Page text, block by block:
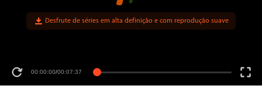
00:00:00/00:07:37